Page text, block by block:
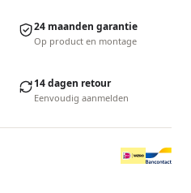
24 maanden garantie
Op product en montage
14 dagen retour
Eenvoudig aanmelden